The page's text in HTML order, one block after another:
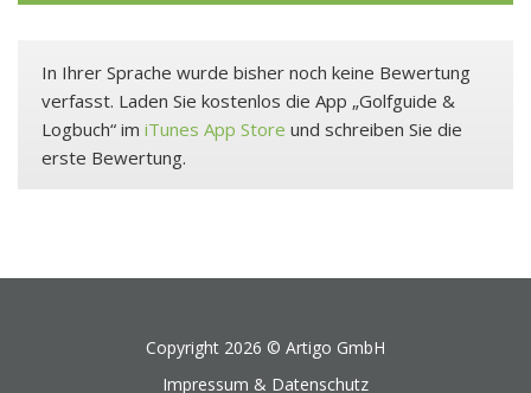
In Ihrer Sprache wurde bisher noch keine Bewertung
verfasst. Laden Sie kostenlos die App „Golfguide &
Logbuch“ im iTunes App Store und schreiben Sie die
erste Bewertung.
Copyright 2026 © Artigo GmbH
Impressum & Datenschutz